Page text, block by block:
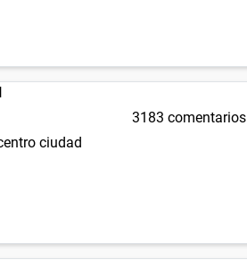
3183 comentarios
ciudad